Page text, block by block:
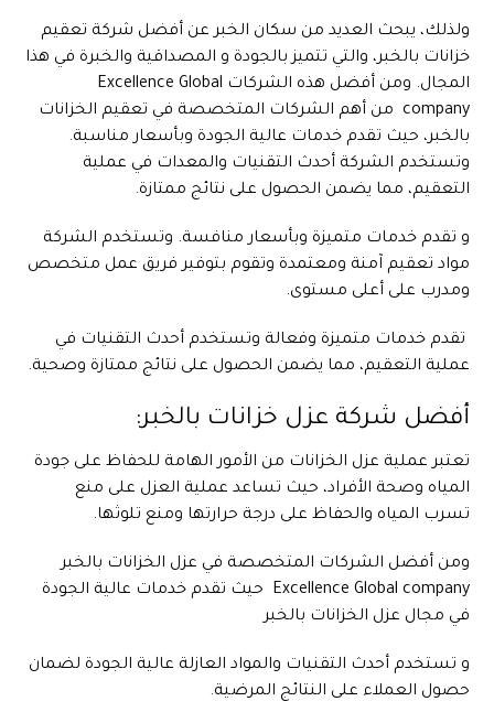
ولذلك، يبحث العديد من سكان الخبر عن أفضل شركة تعقيم
خزانات بالخبر، والتي تتميز بالجودة و المصداقية والخبرة في هذا
المجال. ومن أفضل هذه الشركات Excellence Global
company من أهم الشركات المتخصصة في تعقيم الخزانات
بالخبر، حيث تقدم خدمات عالية الجودة وبأسعار مناسبة.
وتستخدم الشركة أحدث التقنيات والمعدات في عملية
التعقيم، مما يضمن الحصول على نتائج ممتازة.
و تقدم خدمات متميزة وبأسعار منافسة. وتستخدم الشركة
مواد تعقيم آمنة ومعتمدة وتقوم بتوفير فريق عمل متخصص
ومدرب على أعلى مستوى.
تقدم خدمات متميزة وفعالة وتستخدم أحدث التقنيات في
عملية التعقيم، مما يضمن الحصول على نتائج ممتازة وصحية.
أفضل شركة عزل خزانات بالخبر:
تعتبر عملية عزل الخزانات من الأمور الهامة للحفاظ على جودة
المياه وصحة الأفراد، حيث تساعد عملية العزل على منع
تسرب المياه والحفاظ على درجة حرارتها ومنع تلوثها.
ومن أفضل الشركات المتخصصة في عزل الخزانات بالخبر
Excellence Global company حيث تقدم خدمات عالية الجودة
في مجال عزل الخزانات بالخبر
و تستخدم أحدث التقنيات والمواد العازلة عالية الجودة لضمان
حصول العملاء على النتائج المرضية.